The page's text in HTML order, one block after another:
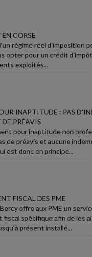
CORSE
régime réel d'imposition
opter pour un crédit
exploités...
INAPTITUDE : PAS
PRÉAVIS
pour inaptitude non
de préavis et aucune
est donc en principe...
FISCAL DES PME
offre aux PME un
fiscal spécifique afin de les
présent installé...